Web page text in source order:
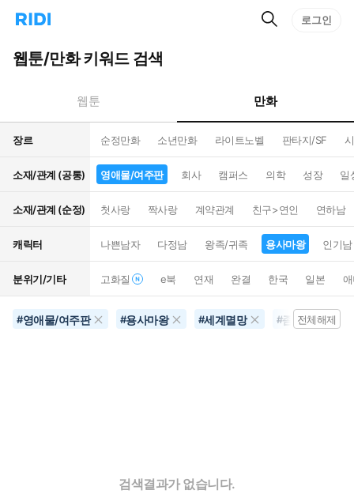
리
홈
으
턴
트
검
로그인
웹툰/만화 키워드 검색
웹툰 만화
장르 순정만화 소년만화 라이트노벨 판타지/SF
소재/관계 (공통) 영애물/여주판 회사 캠퍼스 의학 성장 일
소재/관계 (순정) 첫사랑 짝사랑 계약관계 친구>연인 연하남
캐릭터 나쁜남자 다정남 왕족/귀족 용사마왕 인기남
분위기/기타 고화질 e북 연재 완결 한국 일본
#영애물/여주판 #용사마왕 #세계멸망 #좀비/뱀파이어
전체해제
검색결과가 없습니다.